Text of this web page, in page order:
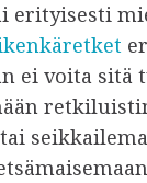
erityisesti
ei voita sitä